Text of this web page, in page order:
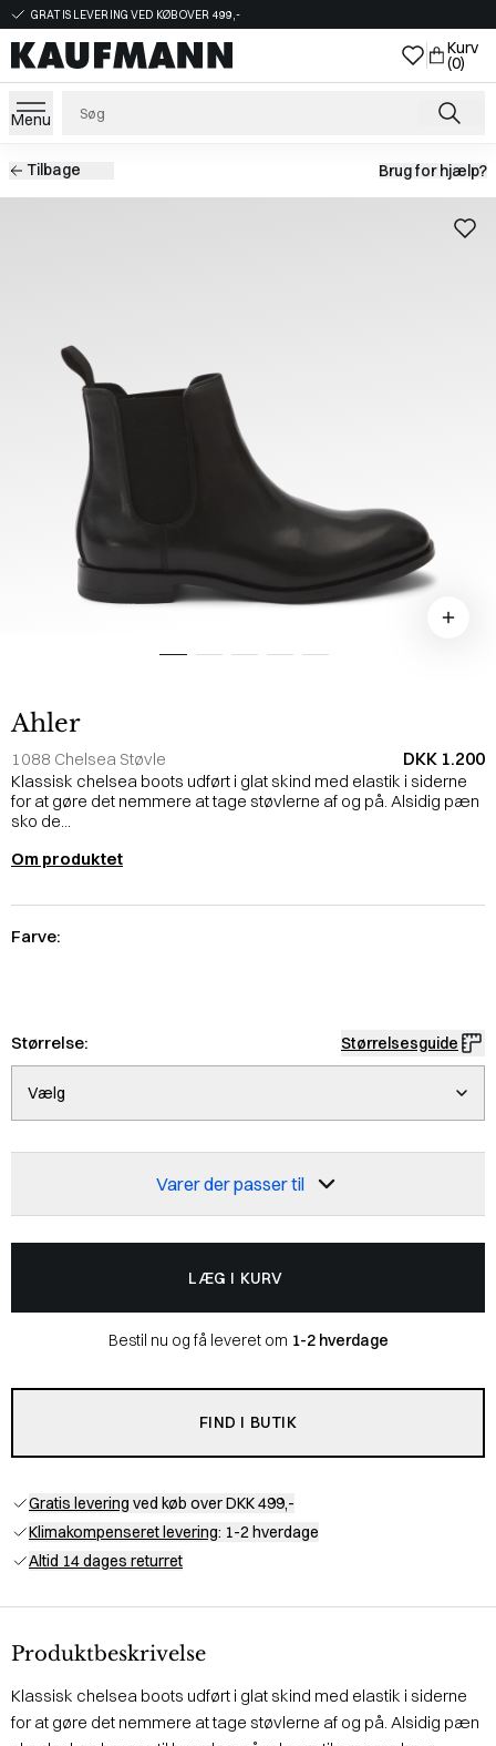
GRATIS LEVERING VED KØB OVER 499,-
Kurv
(0)
Menu
Tilbage Brug for hjælp?
Ahler
1088 Chelsea Støvle DKK 1.200
Klassisk chelsea boots udført i glat skind med elastik i siderne
for at gøre det nemmere at tage støvlerne af og på. Alsidig pæn
sko de...
Om produktet
Farve:
Størrelse: Størrelsesguide
Vælg
Varer der passer til
LÆG I KURV
Bestil nu og få leveret om 1-2 hverdage
FIND I BUTIK
Gratis levering ved køb over DKK 499,-
Klimakompenseret levering: 1-2 hverdage
Altid 14 dages returret
Produktbeskrivelse
Klassisk chelsea boots udført i glat skind med elastik i siderne
for at gøre det nemmere at tage støvlerne af og på. Alsidig pæn